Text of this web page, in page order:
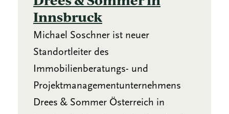
Innsbruck
Michael Soschner ist neuer
Standortleiter des
Immobilienberatungs- und
Projektmanagementunternehmens
Drees & Sommer Österreich in